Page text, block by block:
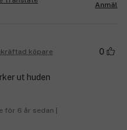
Anmäl
köpare 0
ut huden
för 6 år sedan |